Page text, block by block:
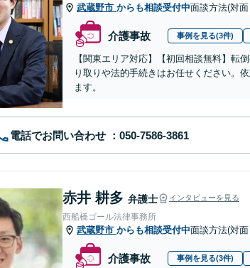
武蔵野市 からも相談受付中面談方法(対
介護事故 事例を見る(3件)
【関東エリア対応】【初回相談無料】転
り取りや法的手続きはお任せください。
ます。
電話でお問い合わせ
赤井 耕多 弁護士 インタビューを見る
西船橋ゴール法律事務所
武蔵野市 からも相談受付中面談方法(対
介護事故 事例を見る(3件)